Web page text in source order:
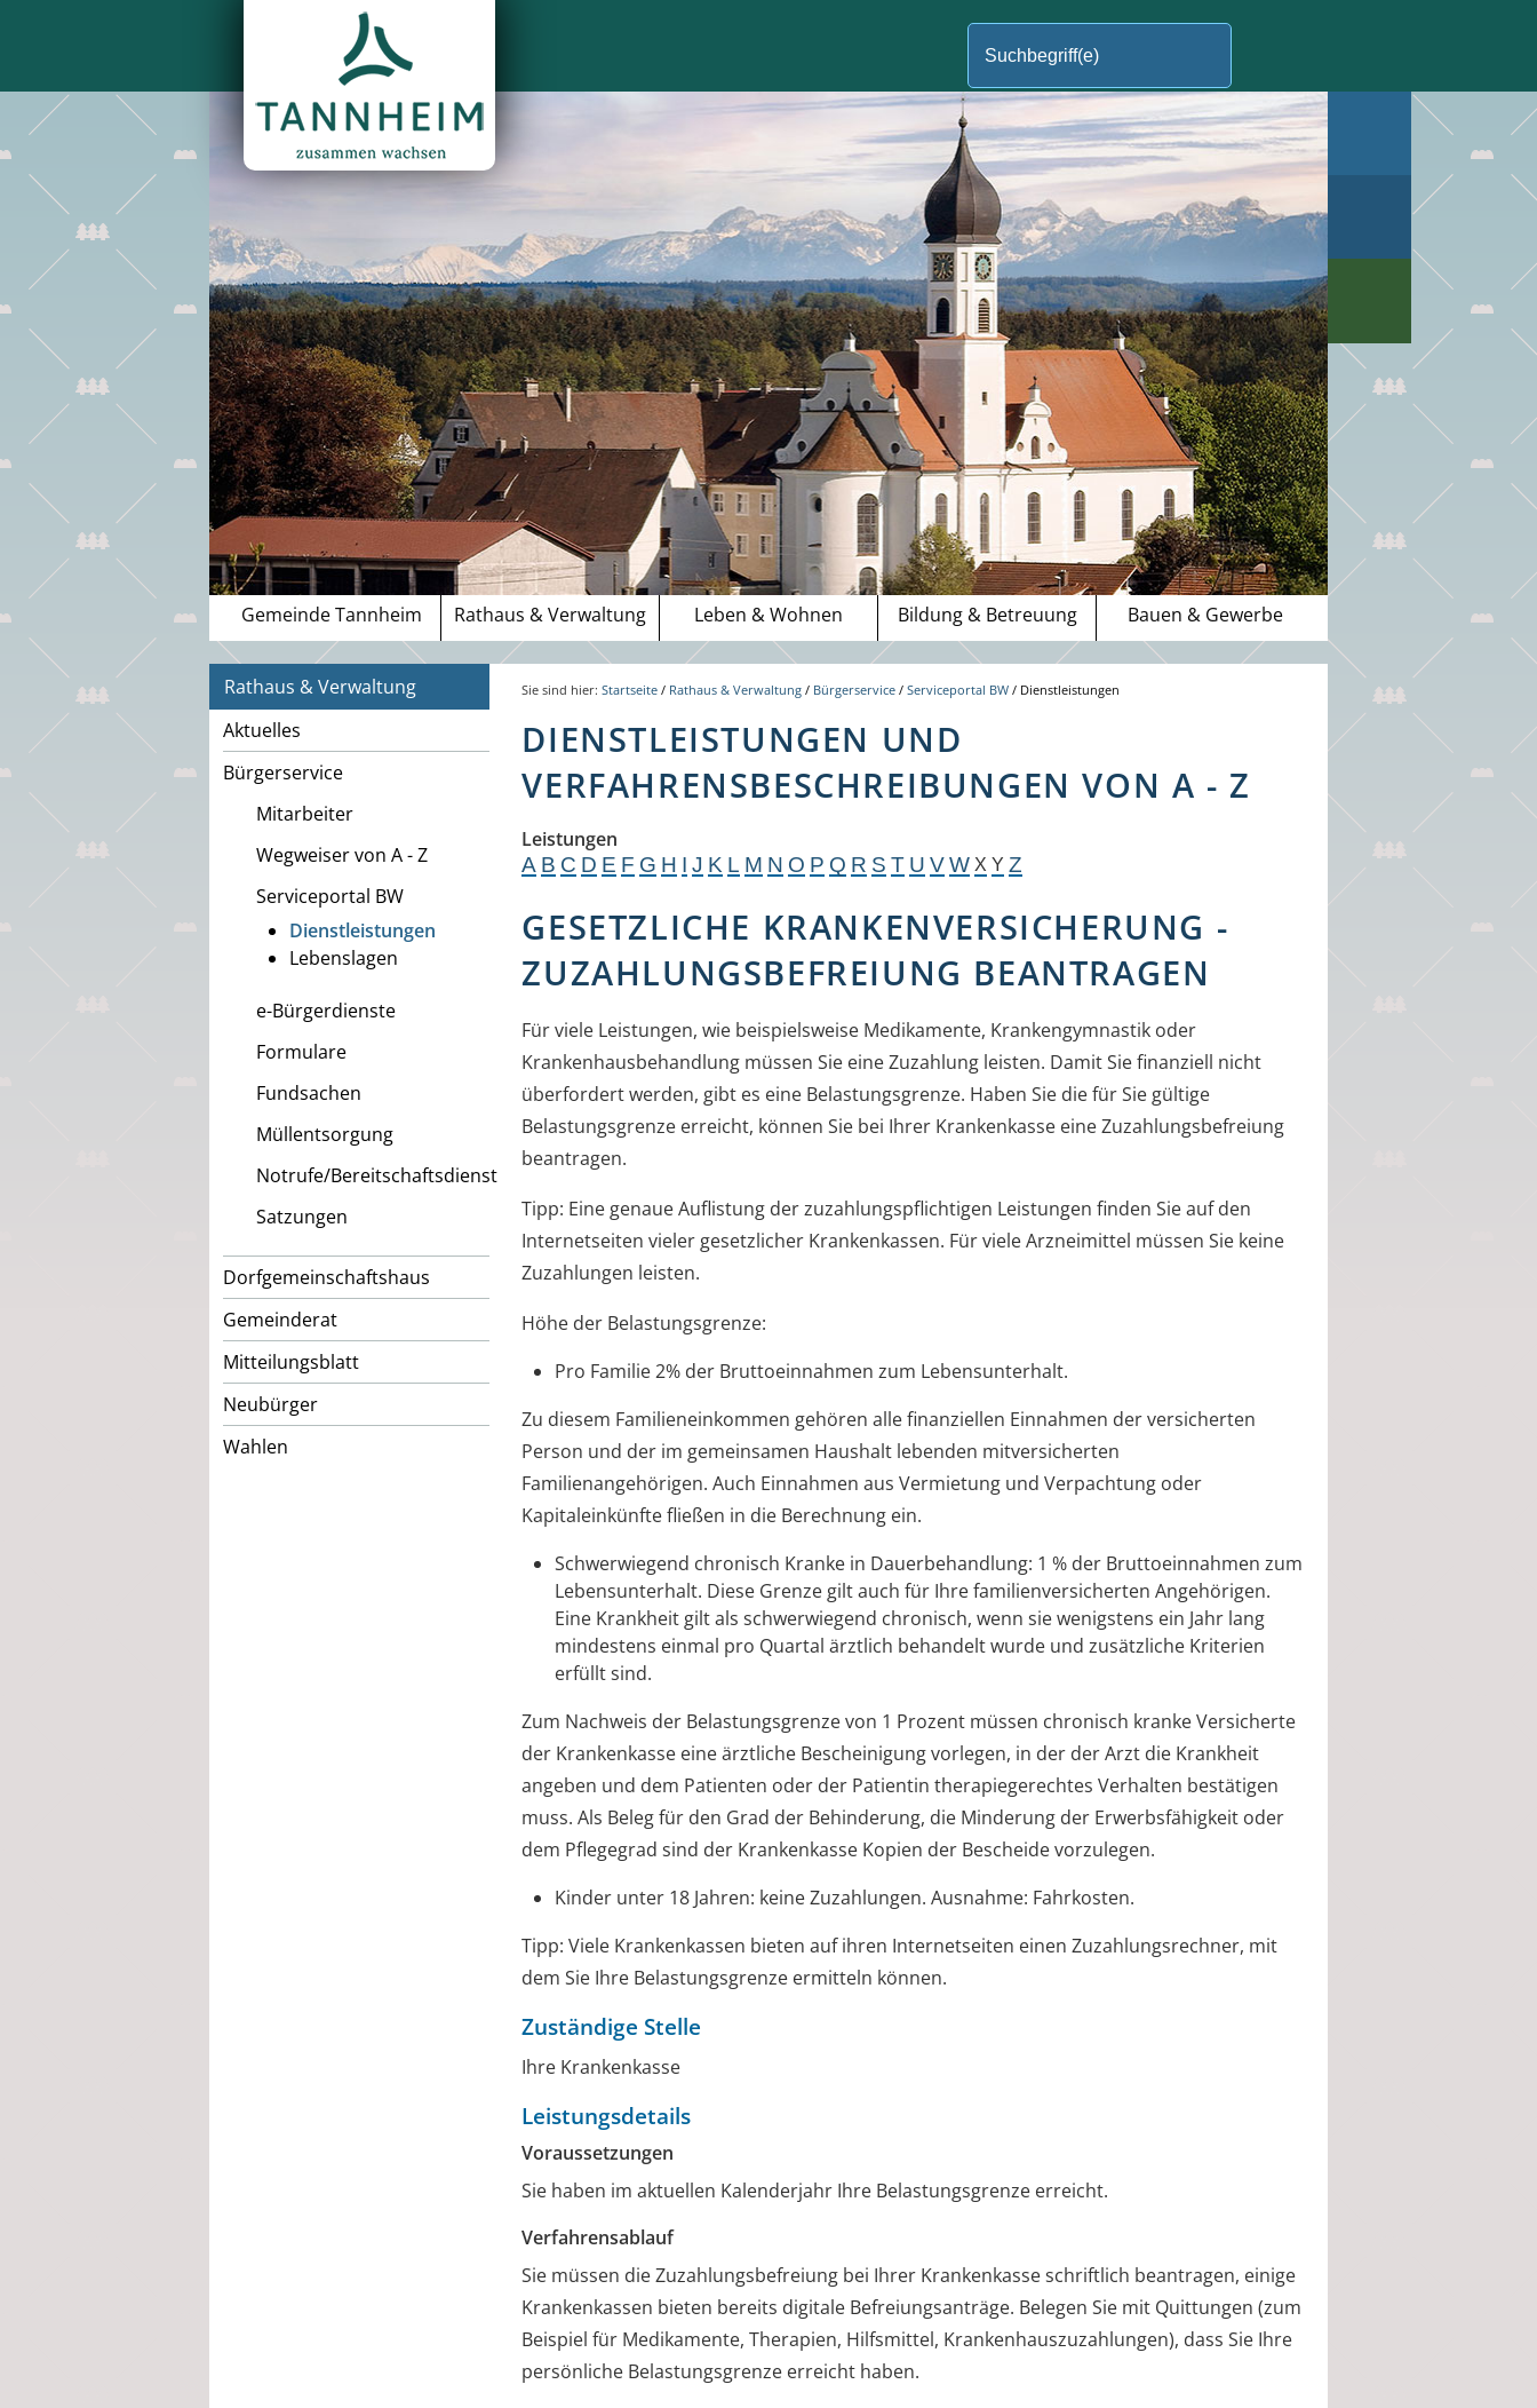
Gemeinde Tannheim Rathaus & Verwaltung Leben & Wohnen Bildung & Betreuung Bauen & Gewerbe
Rathaus & Verwaltung
Aktuelles
Bürgerservice
Mitarbeiter
Wegweiser von A - Z
Serviceportal BW
Dienstleistungen
Lebenslagen
e-Bürgerdienste
Formulare
Fundsachen
Müllentsorgung
Notrufe/Bereitschaftsdienst
Satzungen
Dorfgemeinschaftshaus
Gemeinderat
Mitteilungsblatt
Neubürger
Wahlen
Sie sind hier:Startseite / Rathaus & Verwaltung / Bürgerservice /Serviceportal BW / Dienstleistungen
DIENSTLEISTUNGEN UND
VERFAHRENSBESCHREIBUNGEN VON A - Z
Leistungen
A B C D E F G H I J K L M N O P Q R S T U V W X Y Z
GESETZLICHE KRANKENVERSICHERUNG -
ZUZAHLUNGSBEFREIUNG BEANTRAGEN
Für viele Leistungen, wie beispielsweise Medikamente, Krankengymnastik oder
Krankenhausbehandlung müssen Sie eine Zuzahlung leisten. Damit Sie finanziell nicht
überfordert werden, gibt es eine Belastungsgrenze. Haben Sie die für Sie gültige
Belastungsgrenze erreicht, können Sie bei Ihrer Krankenkasse eine Zuzahlungsbefreiung
beantragen.
Tipp: Eine genaue Auflistung der zuzahlungspflichtigen Leistungen finden Sie auf den
Internetseiten vieler gesetzlicher Krankenkassen. Für viele Arzneimittel müssen Sie keine
Zuzahlungen leisten.
Höhe der Belastungsgrenze:
Pro Familie 2% der Bruttoeinnahmen zum Lebensunterhalt.
Zu diesem Familieneinkommen gehören alle finanziellen Einnahmen der versicherten
Person und der im gemeinsamen Haushalt lebenden mitversicherten
Familienangehörigen.Auch Einnahmen aus Vermietung und Verpachtung oder
Kapitaleinkünfte fließen in die Berechnung ein.
Schwerwiegend chronisch Kranke in Dauerbehandlung: 1 % der Bruttoeinnahmen zum
Lebensunterhalt. Diese Grenze gilt auch für Ihre familienversicherten Angehörigen.
Eine Krankheit gilt als schwerwiegend chronisch, wenn sie wenigstens ein Jahr lang
mindestens einmal pro Quartal ärztlich behandelt wurde und zusätzliche Kriterien
erfüllt sind.
Zum Nachweis der Belastungsgrenzevon 1 Prozent müssen chronisch kranke Versicherte
der Krankenkasse eineärztliche Bescheinigungvorlegen, in der der Arzt die Krankheit
angeben und dem Patienten oder der Patientin therapiegerechtes Verhalten bestätigen
muss. Als Beleg für den Grad der Behinderung, die Minderung der Erwerbsfähigkeit oder
dem Pflegegrad sind der Krankenkasse Kopien der Bescheide vorzulegen.
Kinder unter 18 Jahren: keine Zuzahlungen. Ausnahme: Fahrkosten.
Tipp: Viele Krankenkassen bieten auf ihren Internetseiten einen Zuzahlungsrechner, mit
dem Sie Ihre Belastungsgrenze ermitteln können.
Zuständige Stelle
Ihre Krankenkasse
Leistungsdetails
Voraussetzungen
Sie haben im aktuellen Kalenderjahr Ihre Belastungsgrenze erreicht.
Verfahrensablauf
Sie müssen die Zuzahlungsbefreiung bei Ihrer Krankenkasse schriftlich beantragen, einige
Krankenkassen bieten bereits digitale Befreiungsanträge. Belegen Sie mit Quittungen (zum
Beispielfür Medikamente, Therapien, Hilfsmittel, Krankenhauszuzahlungen), dass Sie Ihre
persönliche Belastungsgrenze erreicht haben.